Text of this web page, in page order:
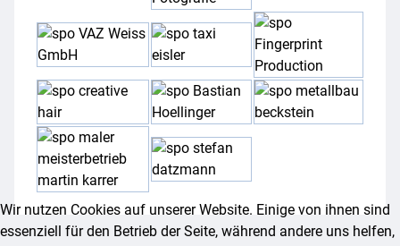
Wir nutzen Cookies auf unserer Website. Einige von ihnen sind
essenziell für den Betrieb der Seite, während andere uns helfen,